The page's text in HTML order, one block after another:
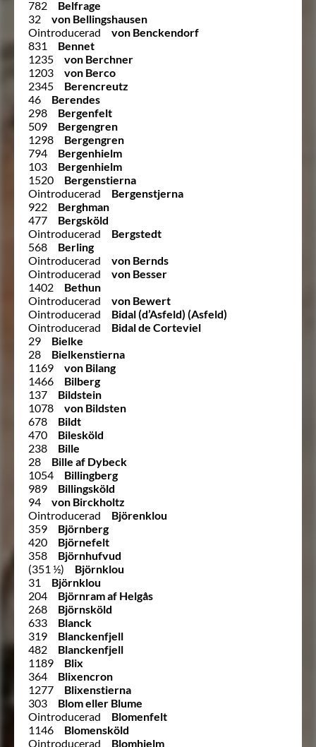
782
Belfrage
32
von Bellingshausen
Ointroducerad
von Benckendorf
831
Bennet
1235
von Berchner
1203
von Berco
2345
Berencreutz
46
Berendes
298
Bergenfelt
509
Bergengren
1298
Bergengren
794
Bergenhielm
103
Bergenhielm
1520
Bergenstierna
Ointroducerad
Bergenstjerna
922
Berghman
477
Bergsköld
Ointroducerad
Bergstedt
568
Berling
Ointroducerad
von Bernds
Ointroducerad
von Besser
1402
Bethun
Ointroducerad
von Bewert
Ointroducerad
Bidal (d’Asfeld) (Asfeld)
Ointroducerad
Bidal de Corteviel
29
Bielke
28
Bielkenstierna
1169
von Bilang
1466
Bilberg
137
Bildstein
1078
von Bildsten
678
Bildt
470
Bilesköld
238
Bille
28
Bille af Dybeck
1054
Billingberg
989
Billingsköld
94
von Birckholtz
Ointroducerad
Björenklou
359
Björnberg
420
Björnefelt
358
Björnhufvud
(351 ½)
Björnklou
31
Björnklou
204
Björnram af Helgås
268
Björnsköld
633
Blanck
319
Blanckenfjell
482
Blanckenfjell
1189
Blix
364
Blixencron
1277
Blixenstierna
303
Blom eller Blume
Ointroducerad
Blomenfelt
1146
Blomensköld
Ointroducerad
Blomhjelm